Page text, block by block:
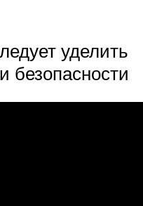
уделить
безопасности